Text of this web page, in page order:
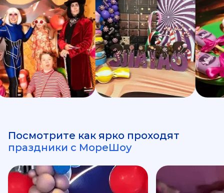
Посмотрите как ярко проходят
праздники с МореШоу